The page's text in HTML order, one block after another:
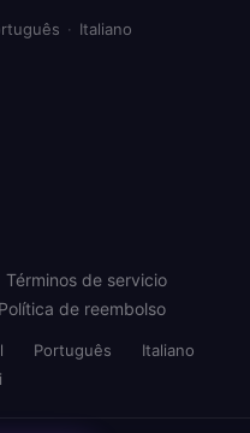
· Italiano
Términos de servicio
Política de reembolso
Português
Italiano